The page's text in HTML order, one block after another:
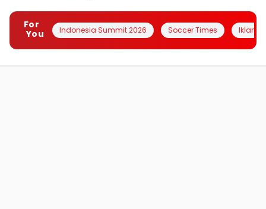
For
You
Indonesia Summit 2026 Soccer Times Iklanin